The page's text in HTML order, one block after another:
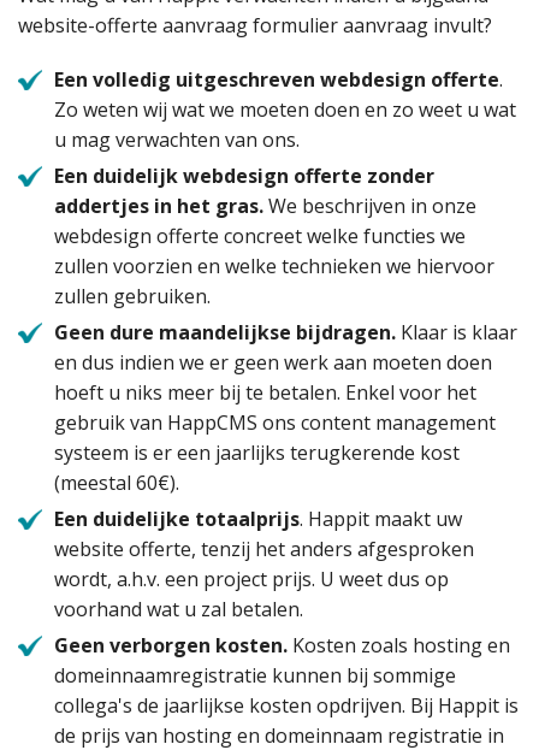
website-offerte aanvraag formulier aanvraag invult?
Een volledig uitgeschreven webdesign offerte.
Zo weten wij wat we moeten doen en zo weet u wat
u mag verwachten van ons.
Een duidelijk webdesign offerte zonder
addertjes in het gras.We beschrijven in onze
webdesign offerte concreet welke functies we
zullen voorzien en welke technieken we hiervoor
zullen gebruiken.
Geen dure maandelijkse bijdragen. Klaar is klaar
en dus indien we er geen werk aan moeten doen
hoeft u niks meer bij te betalen. Enkel voor het
gebruik van HappCMS ons content management
systeem is er een jaarlijks terugkerende kost
(meestal 60€).
Een duidelijke totaalprijs. Happit maakt uw
website offerte, tenzij het anders afgesproken
wordt, a.h.v. een project prijs. U weet dus op
voorhand wat u zal betalen.
Geen verborgen kosten. Kosten zoals hosting en
domeinnaamregistratie kunnen bij sommige
collega's de jaarlijkse kosten opdrijven. Bij Happit is
de prijs van hosting en domeinnaam registratie in